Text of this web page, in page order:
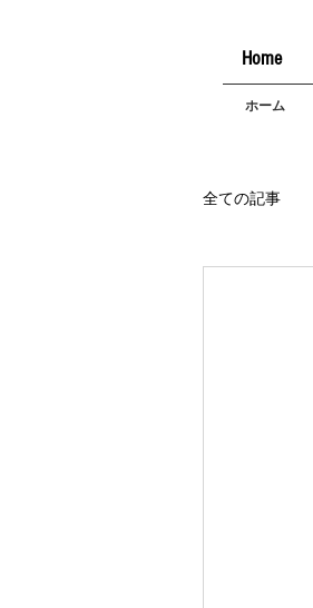
Home
ホーム
全ての記事